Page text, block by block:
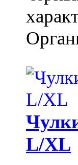
L/XL